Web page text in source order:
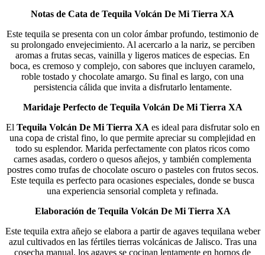
Notas de Cata de Tequila Volcán De Mi Tierra XA
Este tequila se presenta con un color ámbar profundo, testimonio de
su prolongado envejecimiento. Al acercarlo a la nariz, se perciben
aromas a frutas secas, vainilla y ligeros matices de especias. En
boca, es cremoso y complejo, con sabores que incluyen caramelo,
roble tostado y chocolate amargo. Su final es largo, con una
persistencia cálida que invita a disfrutarlo lentamente.
Maridaje Perfecto de Tequila Volcán De Mi Tierra XA
El Tequila Volcán De Mi Tierra XA es ideal para disfrutar solo en
una copa de cristal fino, lo que permite apreciar su complejidad en
todo su esplendor. Marida perfectamente con platos ricos como
carnes asadas, cordero o quesos añejos, y también complementa
postres como trufas de chocolate oscuro o pasteles con frutos secos.
Este tequila es perfecto para ocasiones especiales, donde se busca
una experiencia sensorial completa y refinada.
Elaboración de Tequila Volcán De Mi Tierra XA
Este tequila extra añejo se elabora a partir de agaves tequilana weber
azul cultivados en las fértiles tierras volcánicas de Jalisco. Tras una
cosecha manual, los agaves se cocinan lentamente en hornos de